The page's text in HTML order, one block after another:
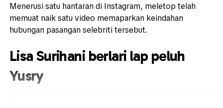
Menerusi satu hantaran di Instagram, meletop telah
memuat naik satu video memaparkan keindahan
hubungan pasangan selebriti tersebut.
Lisa Surihani berlari lap peluh
Yusry